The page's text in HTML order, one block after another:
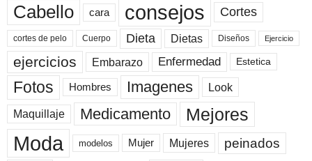
Cabello cara consejos Cortes
cortes de pelo Cuerpo Dieta Dietas Diseños Ejercicio
ejercicios Embarazo Enfermedad Estetica
Fotos Hombres Imagenes Look
Maquillaje Medicamento Mejores
Moda modelos Mujer Mujeres peinados